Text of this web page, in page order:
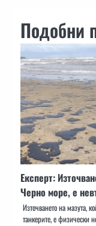
Подобни
Експерт:
Черно море, е
Източването на мазута,
танкерите, е физически